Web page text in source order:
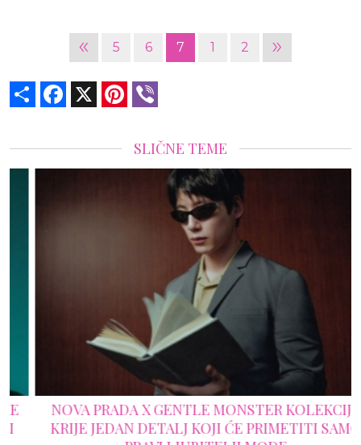
« 5 6 7 1 2 »
Share Facebook Pinterest
SLIČNE TEME
NOVA PRADA X GENTLE MONSTER KOLEKCIJA
KRIJE JEDAN DETALJ KOJI ĆE PRIMETITI SAMO